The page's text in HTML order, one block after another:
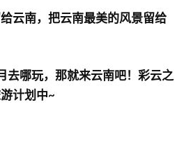
云南，把云南最美的风景留给
去哪玩，那就来云南吧！彩云之
计划中~